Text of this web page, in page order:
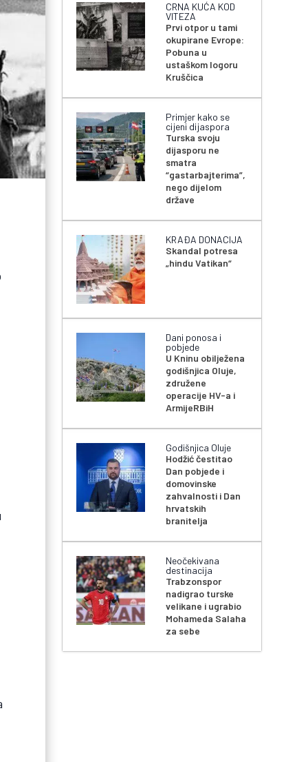
CRNA KUĆA KOD
VITEZA
Prvi otpor u tami
okupirane Evrope:
Pobuna u
ustaškom logoru
Kruščica
Primjer kako se
cijeni dijaspora
Turska svoju
dijasporu ne
smatra
“gastarbajterima”,
nego dijelom
države
KRAĐA DONACIJA
Skandal potresa
„hindu Vatikan“
Dani ponosa i
pobjede
U Kninu obilježena
godišnjica Oluje,
združene
operacije HV-a i
ArmijeRBiH
Godišnjica Oluje
Hodžić čestitao
Dan pobjede i
domovinske
zahvalnosti i Dan
hrvatskih
branitelja
Neočekivana
destinacija
Trabzonspor
nadigrao turske
velikane i ugrabio
Mohameda Salaha
za sebe